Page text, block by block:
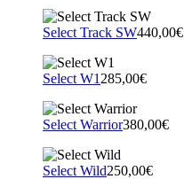
Select Track SW440,00€
Select W1 285,00€
Select Warrior380,00€
Select Wild250,00€